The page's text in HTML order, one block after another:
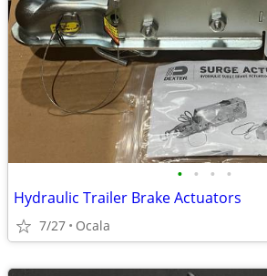
• • • •
Hydraulic Trailer Brake Actuators
7/27 Ocala